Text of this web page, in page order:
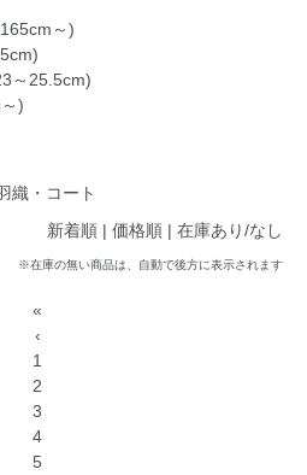
～)
～25.5cm)
)
織・コート
新着順 | 価格順 | 在庫あり/なし
※在庫の無い商品は、自動で後方に表示されます
«
‹
1
2
3
4
5